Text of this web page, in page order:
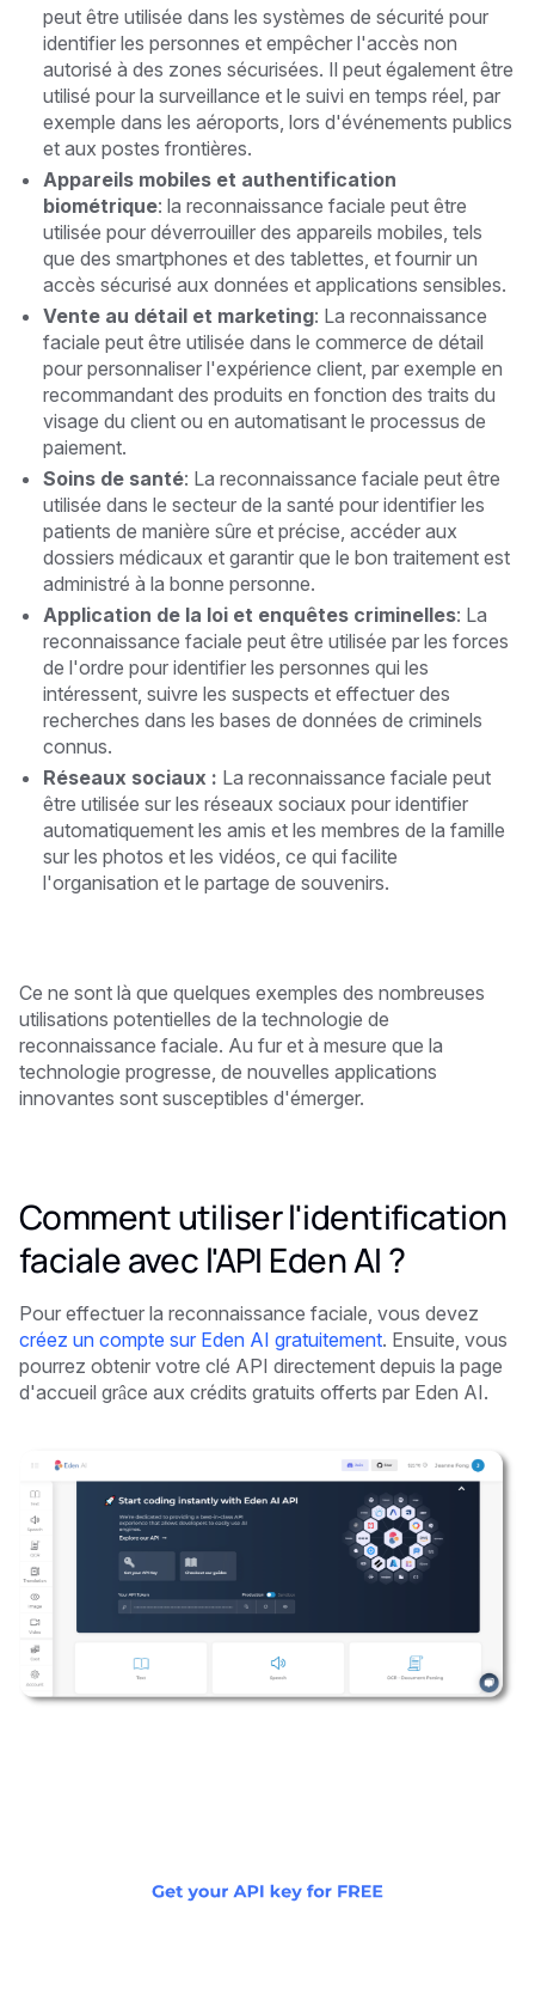
peut être utilisée dans les systèmes de sécurité pour
identifier les personnes et empêcher l'accès non
autorisé à des zones sécurisées. Il peut également être
utilisé pour la surveillance et le suivi en temps réel, par
exemple dans les aéroports, lors d'événements publics
et aux postes frontières.
Appareils mobiles et authentification
biométrique: la reconnaissance faciale peut être
utilisée pour déverrouiller des appareils mobiles, tels
que des smartphones et des tablettes, et fournir un
accès sécurisé aux données et applications sensibles.
Vente au détail et marketing: La reconnaissance
faciale peut être utilisée dans le commerce de détail
pour personnaliser l'expérience client, par exemple en
recommandant des produits en fonction des traits du
visage du client ou en automatisant le processus de
paiement.
Soins de santé: La reconnaissance faciale peut être
utilisée dans le secteur de la santé pour identifier les
patients de manière sûre et précise, accéder aux
dossiers médicaux et garantir que le bon traitement est
administré à la bonne personne.
Application de la loi et enquêtes criminelles: La
reconnaissance faciale peut être utilisée par les forces
de l'ordre pour identifier les personnes qui les
intéressent, suivre les suspects et effectuer des
recherches dans les bases de données de criminels
connus.
Réseaux sociaux : La reconnaissance faciale peut
être utilisée sur les réseaux sociaux pour identifier
automatiquement les amis et les membres de la famille
sur les photos et les vidéos, ce qui facilite
l'organisation et le partage de souvenirs.
Ce ne sont là que quelques exemples des nombreuses
utilisations potentielles de la technologie de
reconnaissance faciale. Au fur et à mesure que la
technologie progresse, de nouvelles applications
innovantes sont susceptibles d'émerger.
Comment utiliser l'identification
faciale avec l'API Eden AI ?
Pour effectuer la reconnaissance faciale, vous devez
créez un compte sur Eden AI gratuitement. Ensuite, vous
pourrez obtenir votre clé API directement depuis la page
d'accueil grâce aux crédits gratuits offerts par Eden AI.